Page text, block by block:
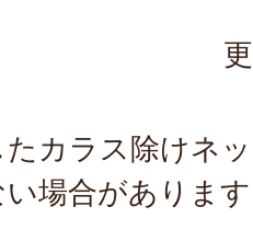
カラス除けネ
場合がありま